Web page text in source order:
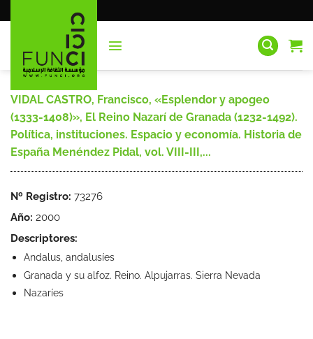
al
VIDAL CASTRO, Francisco, «Esplendor y apogeo
(1333-1408)», El Reino Nazarí de Granada (1232-1492).
Política, instituciones. Espacio y economía. Historia de
España Menéndez Pidal, vol. VIII-III,...
Nº Registro: 73276
Año: 2000
Descriptores:
Andalus, andalusíes
Granada y su alfoz. Reino. Alpujarras. Sierra Nevada
Nazaríes